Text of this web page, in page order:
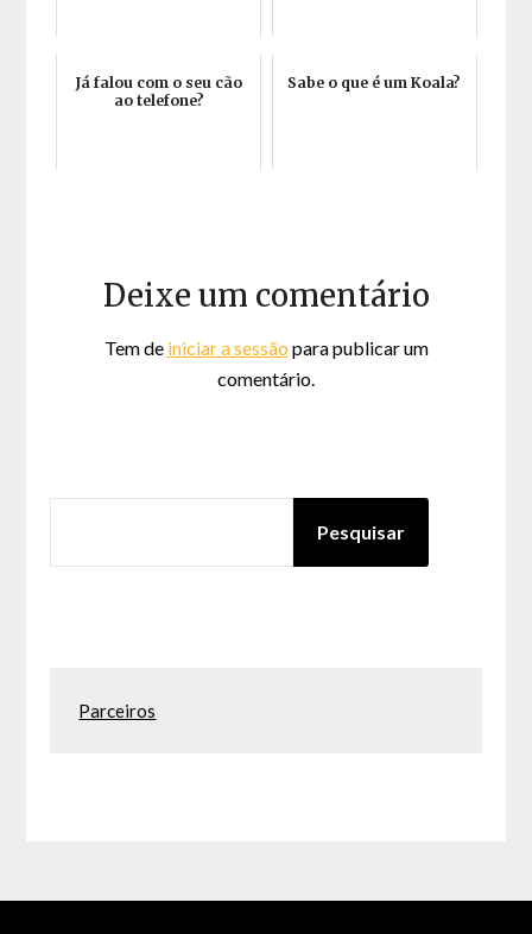
Já falou com o seu cão
ao telefone?
Sabe o que é um Koala?
Deixe um comentário
Tem de iniciar a sessão para publicar um
comentário.
Pesquisar
Parceiros